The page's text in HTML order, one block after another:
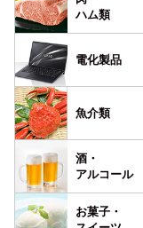
ハム類
電化製品
魚介類
酒・
アルコール
お菓子・